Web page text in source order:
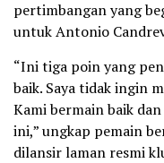
pertimbangan yang
untuk Antonio
“Ini tiga poin yang
baik. Saya tidak ingin
Kami bermain baik
ini,” ungkap pemain
dilansir laman resmi